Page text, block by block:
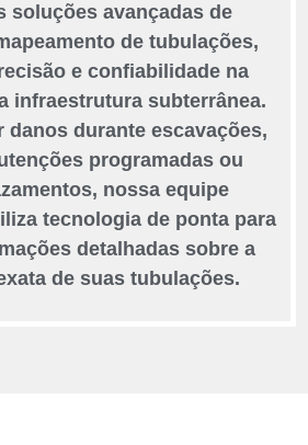
soluções avançadas de
de tubulações,
e confiabilidade na
infraestrutura subterrânea.
danos durante escavações,
programadas ou
nossa equipe
tecnologia de ponta para
detalhadas sobre a
de suas tubulações.